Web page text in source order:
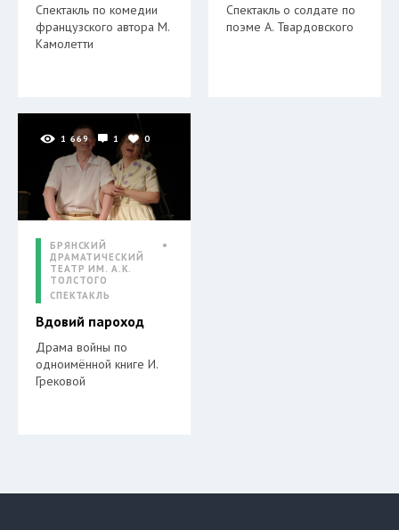
Спектакль по комедии
французского автора М.
Камолетти
Спектакль о солдате по
поэме А. Твардовского
1 669 1 0
БРЯНСКИЙ
ДРАМАТИЧЕСКИЙ
ТЕАТР ИМ. А.К.
ТОЛСТОГО
СПЕКТАКЛЬ
Вдовий пароход
Драма войны по
одноимённой книге И.
Грековой